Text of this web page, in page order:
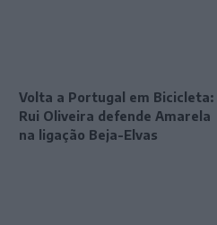
Volta a Portugal em Bicicleta:
Rui Oliveira defende Amarela
na ligação Beja-Elvas